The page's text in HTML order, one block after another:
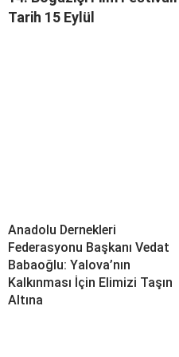
Tarih 15 Eylül
Anadolu Dernekleri
Federasyonu Başkanı Vedat
Babaoğlu: Yalova’nın
Kalkınması İçin Elimizi Taşın
Altına